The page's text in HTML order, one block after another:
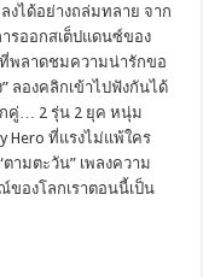
งได้อย่างถล่มทลาย จาก
รออกสเต็ปแดนซ์ของ
ที่พลาดชมความน่ารักขอ
” ลองคลิกเข้าไปฟังกันได้
กคู่… 2 รุ่น 2 ยุค หนุ่ม
Hero ที่แรงไม่แพ้ใคร
ามตะวัน” เพลงความ
ของโลกเราตอนนี้เป็น